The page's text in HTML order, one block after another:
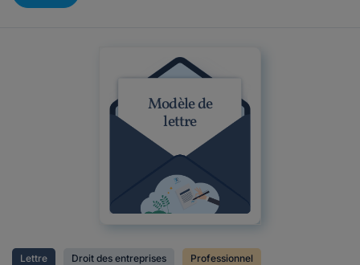
Modèle de
lettre
Lettre Droit des entreprises Professionnel